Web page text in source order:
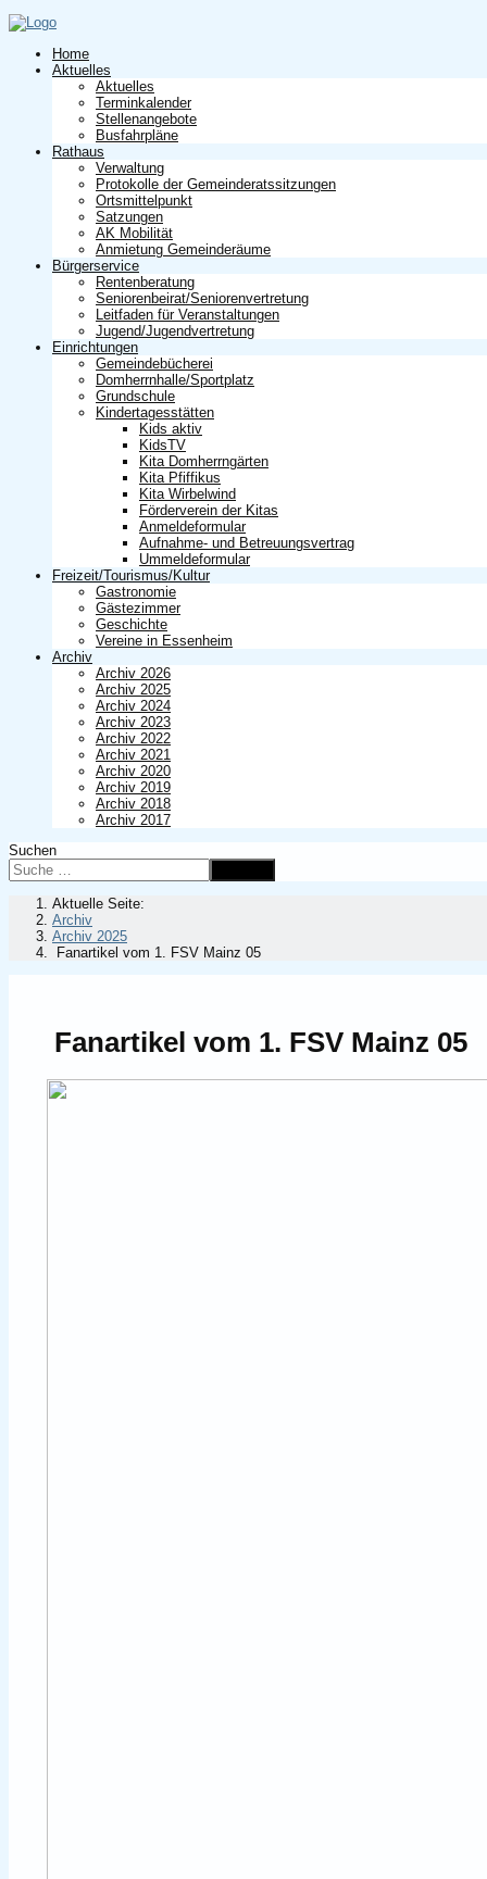
Home
Aktuelles
Aktuelles
Terminkalender
Stellenangebote
Busfahrpläne
Rathaus
Verwaltung
Protokolle der Gemeinderatssitzungen
Ortsmittelpunkt
Satzungen
AK Mobilität
Anmietung Gemeinderäume
Bürgerservice
Rentenberatung
Seniorenbeirat/Seniorenvertretung
Leitfaden für Veranstaltungen
Jugend/Jugendvertretung
Einrichtungen
Gemeindebücherei
Domherrnhalle/Sportplatz
Grundschule
Kindertagesstätten
Kids aktiv
KidsTV
Kita Domherrngärten
Kita Pfiffikus
Kita Wirbelwind
Förderverein der Kitas
Anmeldeformular
Aufnahme- und Betreuungsvertrag
Ummeldeformular
Freizeit/Tourismus/Kultur
Gastronomie
Gästezimmer
Geschichte
Vereine in Essenheim
Archiv
Archiv 2026
Archiv 2025
Archiv 2024
Archiv 2023
Archiv 2022
Archiv 2021
Archiv 2020
Archiv 2019
Archiv 2018
Archiv 2017
Suchen
Aktuelle Seite:
Archiv
Archiv 2025
Fanartikel vom 1. FSV Mainz 05
Fanartikel vom 1. FSV Mainz 05